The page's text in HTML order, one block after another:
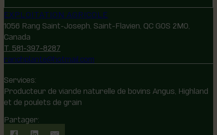
EXPLOITATION AGRICOLE
1056 Rang Saint-Joseph, Saint-Flavien, QC G0S 2M0,
Canada
T. 581-397-8287
ranchplante@hotmail.com
Services:
Producteur de viande naturelle de bovins Angus, Highland
et de poulets de grain
Partager: